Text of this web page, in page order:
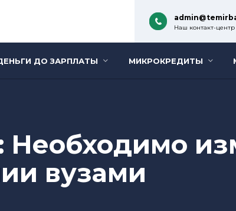
Наш контакт-центр
ДО ЗАРПЛАТЫ МИКРОКРЕДИТЫ
вузами